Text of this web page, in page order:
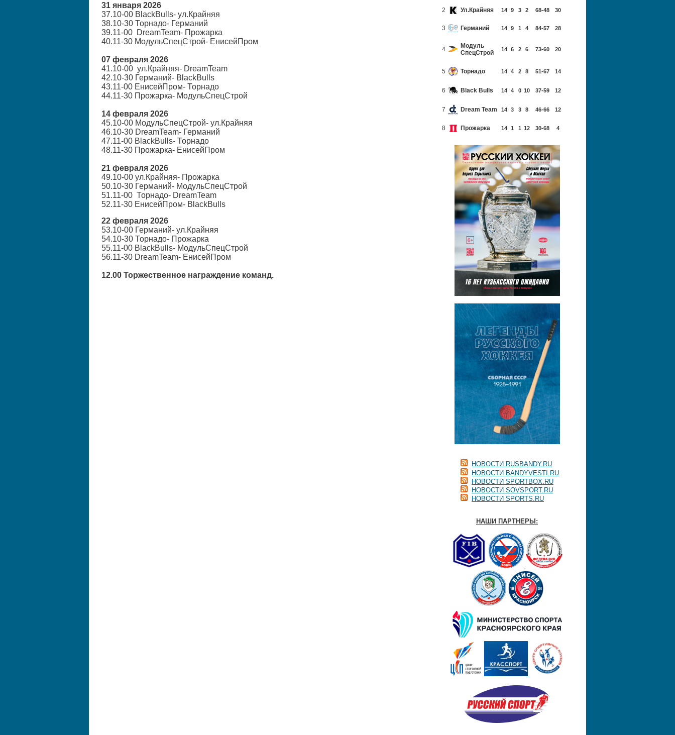
31 января 2026
37.10-00 BlackBulls- ул.Крайняя
38.10-30 Торнадо- Германий
39.11-00 DreamTeam- Прожарка
40.11-30 МодульСпецСтрой- ЕнисейПром
07 февраля 2026
41.10-00 ул.Крайняя- DreamTeam
42.10-30 Германий- BlackBulls
43.11-00 ЕнисейПром- Торнадо
44.11-30 Прожарка- МодульСпецСтрой
14 февраля 2026
45.10-00 МодульСпецСтрой- ул.Крайняя
46.10-30 DreamTeam- Германий
47.11-00 BlackBulls- Торнадо
48.11-30 Прожарка- ЕнисейПром
21 февраля 2026
49.10-00 ул.Крайняя- Прожарка
50.10-30 Германий- МодульСпецСтрой
51.11-00 Торнадо- DreamTeam
52.11-30 ЕнисейПром- BlackBulls
22 февраля 2026
53.10-00 Германий- ул.Крайняя
54.10-30 Торнадо- Прожарка
55.11-00 BlackBulls- МодульСпецСтрой
56.11-30 DreamTeam- ЕнисейПром
12.00 Торжественное награждение команд.
2 Ул.Крайняя 14 9 3 2 68-48 30
3 Германий 14 9 1 4 84-57 28
4
Модуль
СпецСтрой 14 6 2 6 73-60 20
5 Торнадо 14 4 2 8 51-67 14
6 Black Bulls 14 4 0 10 37-59 12
7 Dream Team 14 3 3 8 46-66 12
8 Прожарка 14 1 1 12 30-68 4
НОВОСТИ RUSBANDY.RU
НОВОСТИ BANDYVESTI.RU
НОВОСТИ SPORTBOX.RU
НОВОСТИ SOVSPORT.RU
НОВОСТИ SPORTS.RU
НАШИ ПАРТНЕРЫ: